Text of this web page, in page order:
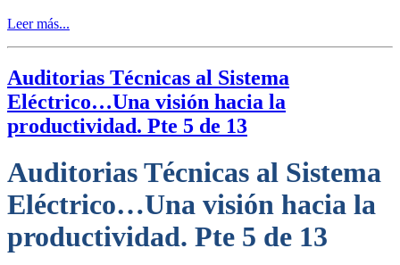
Leer más...
Auditorias Técnicas al Sistema
Eléctrico…Una visión hacia la
productividad. Pte 5 de 13
Auditorias Técnicas al Sistema
Eléctrico…Una visión hacia la
productividad. Pte 5 de 13